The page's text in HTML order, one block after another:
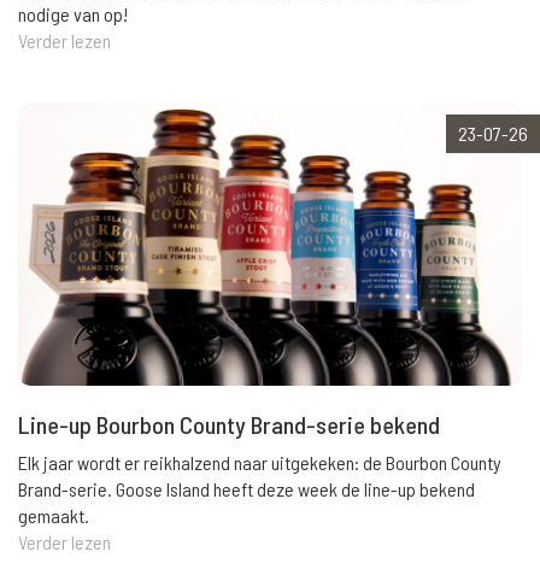
nodige van op!
Verder lezen
23-07-26
Line-up Bourbon County Brand-serie bekend
Elk jaar wordt er reikhalzend naar uitgekeken: de Bourbon County
Brand-serie. Goose Island heeft deze week de line-up bekend
gemaakt.
Verder lezen